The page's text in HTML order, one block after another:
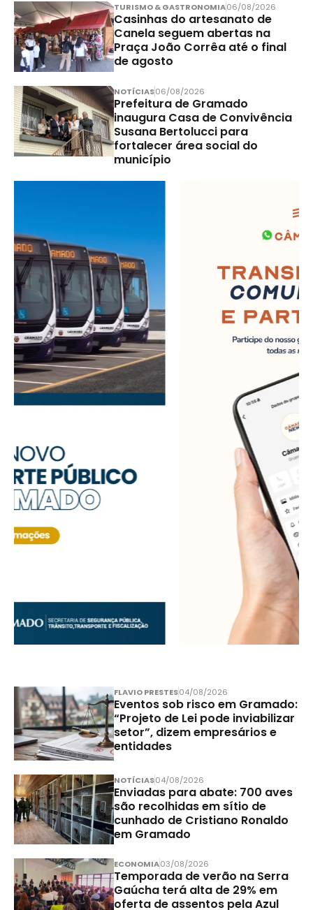
TURISMO & GASTRONOMIA06/08/2026
Casinhas do artesanato de
Canela seguem abertas na
Praça João Corrêa até o final
de agosto
NOTÍCIAS06/08/2026
Prefeitura de Gramado
inaugura Casa de Convivência
Susana Bertolucci para
fortalecer área social do
município
FLAVIO PRESTES04/08/2026
Eventos sob risco em Gramado:
“Projeto de Lei pode inviabilizar
setor”, dizem empresários e
entidades
NOTÍCIAS04/08/2026
Enviadas para abate: 700 aves
são recolhidas em sítio de
cunhado de Cristiano Ronaldo
em Gramado
ECONOMIA03/08/2026
Temporada de verão na Serra
Gaúcha terá alta de 29% em
oferta de assentos pela Azul